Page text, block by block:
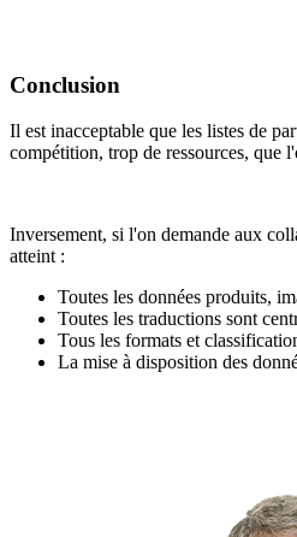
Conclusion
Il est inacceptable que les listes de
compétition, trop de ressources, que
Inversement, si l'on demande aux
atteint :
Toutes les données produits,
Toutes les traductions sont
Tous les formats et
La mise à disposition des